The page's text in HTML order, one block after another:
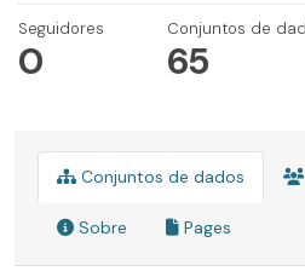
Seguidores
0
Conjuntos de
65
Conjuntos de dados
Sobre Pages